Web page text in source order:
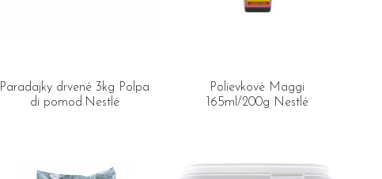
Paradajky drvené 3kg Polpa
di pomod.Nestlé
Polievkové Maggi
165ml/200g Nestlé